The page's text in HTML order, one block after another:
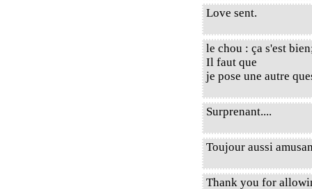
Love sent.
le chou : ça s'est
Il faut que
je pose une autre
Surprenant....
Toujour aussi
Thank you for